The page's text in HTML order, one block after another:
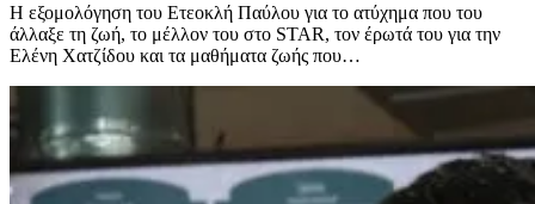
Η εξομολόγηση του Ετεοκλή Παύλου για το ατύχημα που του
άλλαξε τη ζωή, το μέλλον του στο STAR, τον έρωτά του για την
Ελένη Χατζίδου και τα μαθήματα ζωής που…